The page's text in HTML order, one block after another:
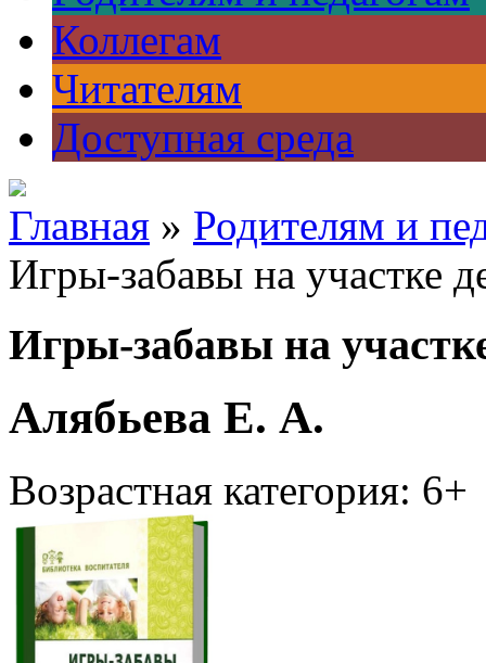
Коллегам
Читателям
Доступная среда
Главная » Родителям и
Игры-забавы на участке
Игры-забавы на
Алябьева Е. А.
Возрастная категория: 6+